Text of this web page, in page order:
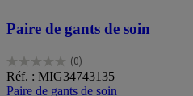
Paire de gants de soin
(0)
0.0
sur
Réf. : MIG34743135
Paire de gants de soin